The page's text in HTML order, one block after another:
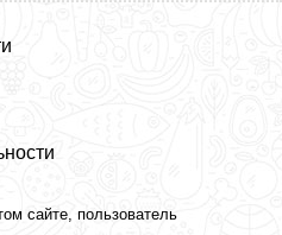
сайте, пользователь